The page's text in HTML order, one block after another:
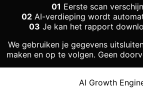
01 Eerste scan
02AI-verdieping wordt
03 Je kan het rapport
We gebruiken je gegevens
maken en op te volgen. Geen
AI Growth